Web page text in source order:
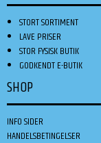
STORT SORTIMENT
LAVE PRISER
STOR FYSISK BUTIK
GODKENDT E-BUTIK
SHOP
INFO SIDER
HANDELSBETINGELSER